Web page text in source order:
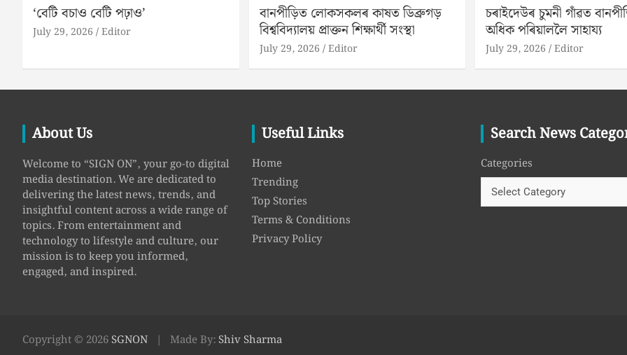
‘বেটি বচাও বেটি পঢ়াও’
July 29, 2026 Editor
বানপীড়িত লোকসকলৰ কাষত ডিব্ৰুগড়
বিশ্ববিদ্যালয় প্ৰাক্তন শিক্ষাৰ্থী সংস্থা
July 29, 2026 Editor
চৰাইদেউৰ চুমনী গাঁৱত
অধিক পৰিয়াললৈ সাহায্য
July 29, 2026 Editor
About Us
Welcome to “SIGN ON”, your go-to digital
media destination. We are dedicated to
delivering the latest news, trends, and
insightful content across a wide range of
topics. From entertainment and
technology to lifestyle and culture, our
mission is to keep you informed,
engaged, and inspired.
Useful Links
Home
Trending
Top Stories
Terms & Conditions
Privacy Policy
Search News
Categories
Copyright © 2026SGNON Made By:Shiv Sharma